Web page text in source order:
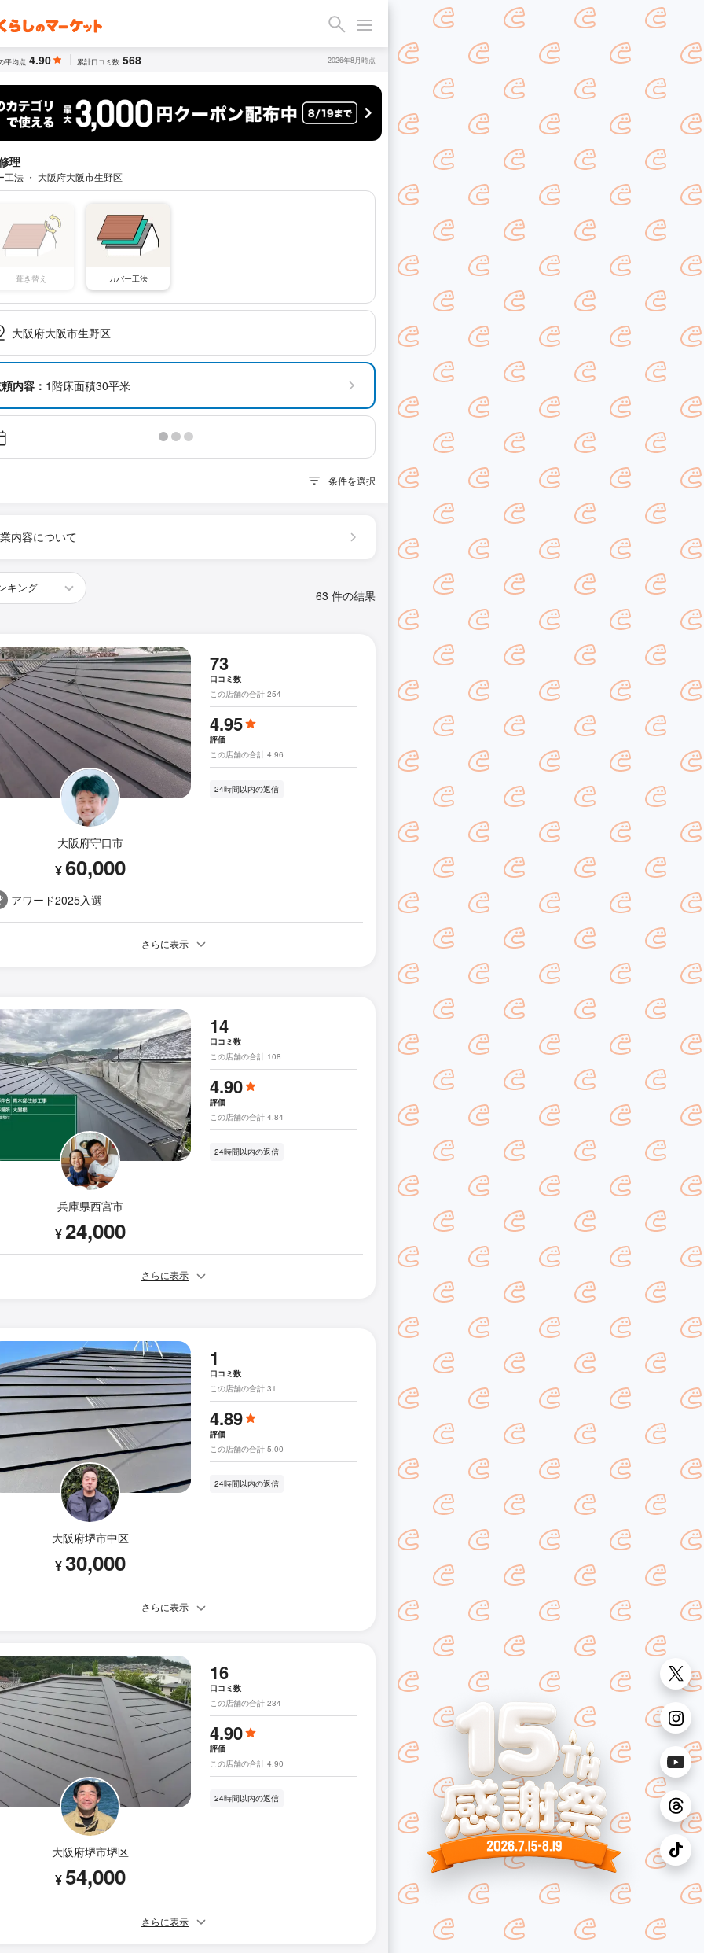
平均点 4.90 累計口コミ数 568 2026年8月時点
理
工法 ・ 大阪府大阪市生野区
葺き替え カバー工法
大阪府大阪市生野区
内容： 1階床面積30平米
条件を選択
内容について
63 件の結果
大阪府守口市
¥60,000
アワード2025入選
73
口コミ数
この店舗の合計 254
4.95
評価
この店舗の合計 4.96
24時間以内の返信
さらに表示
兵庫県西宮市
¥24,000
14
口コミ数
この店舗の合計 108
4.90
評価
この店舗の合計 4.84
24時間以内の返信
さらに表示
大阪府堺市中区
¥30,000
1
口コミ数
この店舗の合計 31
4.89
評価
この店舗の合計 5.00
24時間以内の返信
さらに表示
大阪府堺市堺区
¥54,000
16
口コミ数
この店舗の合計 234
4.90
評価
この店舗の合計 4.90
24時間以内の返信
さらに表示